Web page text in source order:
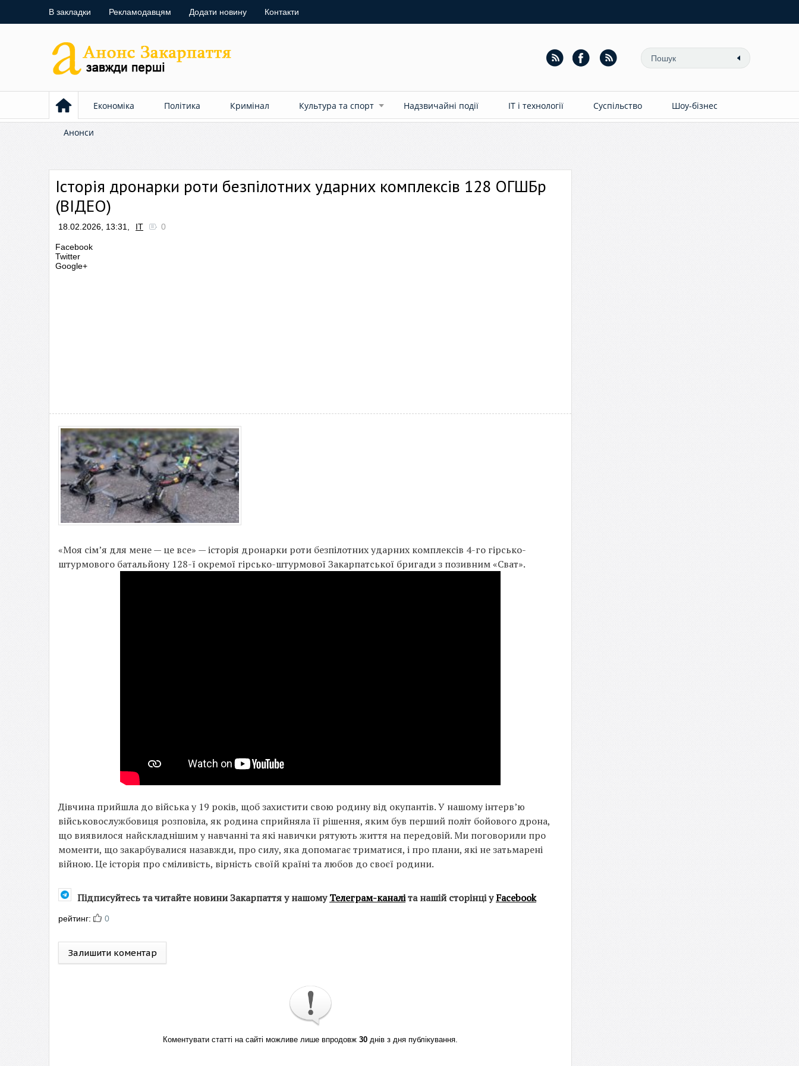
В закладки Рекламодавцям Додати новину Контакти
Економіка Політика Кримінал Культура та спорт Надзвичайні події ІТ і технології Суспільство Шоу-бізнес
Анонси
Історія дронарки роти безпілотних ударних комплексів 128 ОГШБр
(ВІДЕО)
18.02.2026, 13:31, ІТ 0
Facebook
Twitter
Google+
«Моя сім’я для мене — це все» — історія дронарки роти безпілотних ударних комплексів 4-го гірсько-
штурмового батальйону 128-ї окремої гірсько-штурмової Закарпатської бригади з позивним «Сват».
Дівчина прийшла до війська у 19 років, щоб захистити свою родину від окупантів. У нашому інтерв’ю
військовослужбовиця розповіла, як родина сприйняла її рішення, яким був перший політ бойового дрона,
що виявилося найскладнішим у навчанні та які навички рятують життя на передовій. Ми поговорили про
моменти, що закарбувалися назавжди, про силу, яка допомагає триматися, і про плани, які не затьмарені
війною. Це історія про сміливість, вірність своїй країні та любов до своєї родини.
Підписуйтесь та читайте новини Закарпаття у нашомуТелеграм-каналіта нашій сторінці уFacebook
рейтинг: 0
Залишити коментар
Коментувати статті на сайті можливе лише впродовж 30 днів з дня публікування.